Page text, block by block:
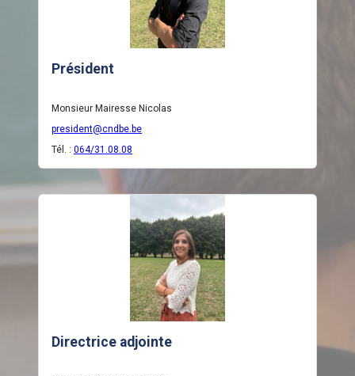
Président
Monsieur Mairesse Nicolas
president@cndbe.be
Tél. : 064/31.08.08
Directrice adjointe